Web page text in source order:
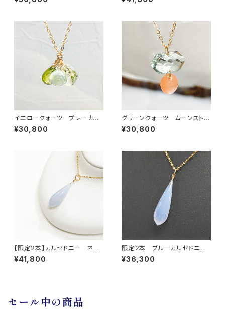
イエロークォーツ プレーナイ
ト ペリドット ネックレス
¥30,800
グリーンクォーツ ムーンストー
ン サファイア ネックレス
¥30,800
【限定２本】カルセドニー ネッ
クレス
¥41,800
限定２本 ブルーカルセドニ
ー ネックレス
¥36,300
セール中の商品